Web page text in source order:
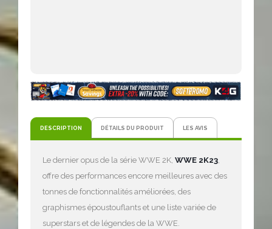
DESCRIPTION DÉTAILS DU PRODUIT LES AVIS
Le dernier opus de la série WWE 2K, WWE 2K23,
offre des performances encore meilleures avec des
tonnes de fonctionnalités améliorées, des
graphismes époustouflants et une liste variée de
superstars et de légendes de la WWE.